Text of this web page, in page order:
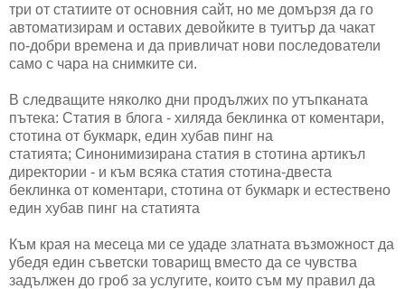
три от статиите от основния сайт, но ме домързя да го
автоматизирам и оставих девойките в туитър да чакат
по-добри времена и да привличат нови последователи
само с чара на снимките си.
В следващите няколко дни продължих по утъпканата
пътека: Статия в блога - хиляда беклинка от коментари,
стотина от букмарк, един хубав пинг на
статията; Синонимизирана статия в стотина артикъл
директории - и към всяка статия стотина-двеста
беклинка от коментари, стотина от букмарк и естествено
един хубав пинг на статията
Към края на месеца ми се удаде златната възможност да
убедя един съветски товарищ вместо да се чувства
задължен до гроб за услугите, които съм му правил да